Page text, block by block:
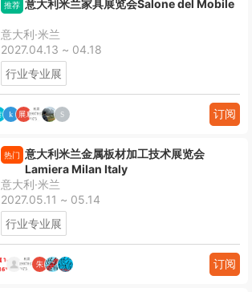
推荐 意大利米兰家具展览会Salone del Mobile
意大利·米兰
2027.04.13 ~ 04.18
行业专业展
订阅
热门 意大利米兰金属板材加工技术展览会
Lamiera Milan Italy
意大利·米兰
2027.05.11 ~ 05.14
行业专业展
订阅